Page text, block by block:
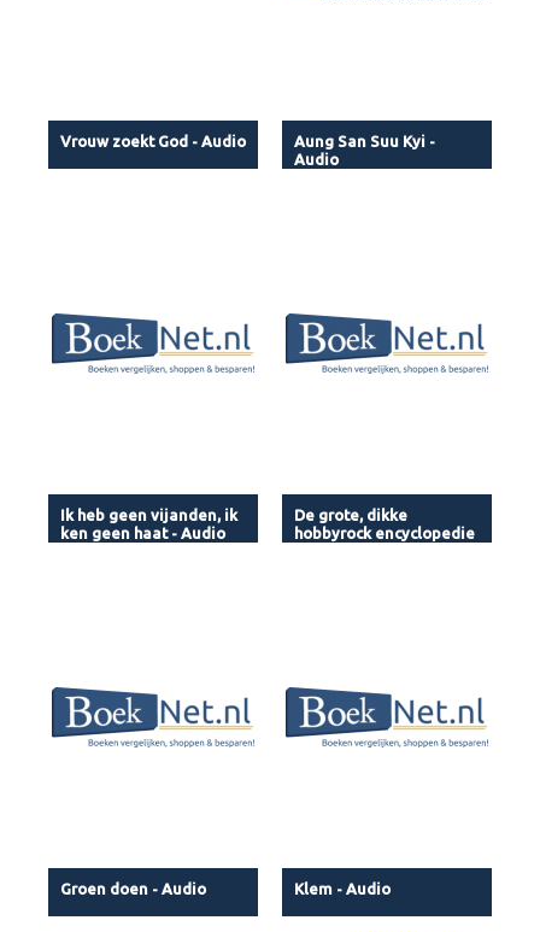
Vrouw zoekt God - Audio
Aung San Suu Kyi -
Audio
Ik heb geen vijanden, ik
ken geen haat - Audio
De grote, dikke
hobbyrock encyclopedie
Groen doen - Audio Klem - Audio